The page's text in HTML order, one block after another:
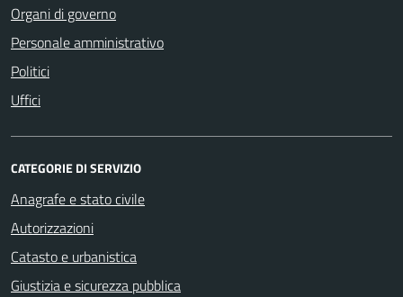
Organi di governo
Personale amministrativo
Politici
Uffici
CATEGORIE DI SERVIZIO
Anagrafe e stato civile
Autorizzazioni
Catasto e urbanistica
Giustizia e sicurezza pubblica